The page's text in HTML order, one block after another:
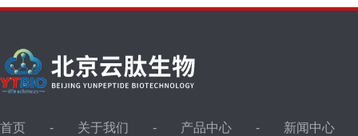
首页 关于我们 产品中心 新闻中心